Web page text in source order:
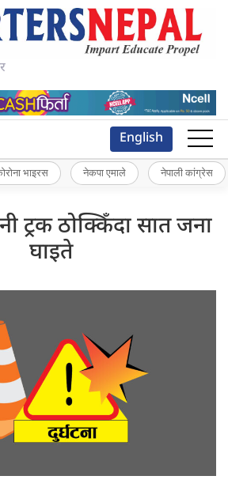
English
भाइरस नेकपा एमाले नेपाली कांग्रेस
ट्रक ठोक्किँदा सात जना
घाइते